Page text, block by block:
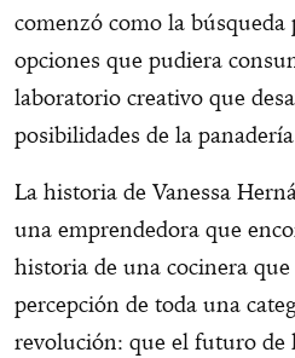
comenzó como la
opciones que pudiera
laboratorio creativo que
posibilidades de la
La historia de Vanessa
una emprendedora que
historia de una cocinera
percepción de toda una
revolución: que el futuro de